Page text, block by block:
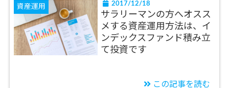
資産運用 2017/12/18
サラリーマンの方へオスス
メする資産運用方法は、イ
ンデックスファンド積み立
て投資です
この記事を読む